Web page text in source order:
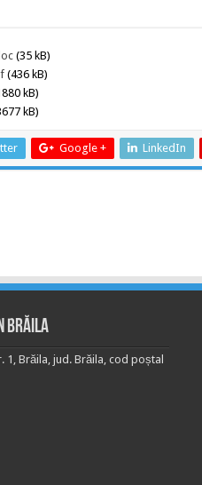
(35 kB)
(436 kB)
kB)
kB)
Google + LinkedIn
Brăila
1, Brăila, jud. Brăila, cod poștal